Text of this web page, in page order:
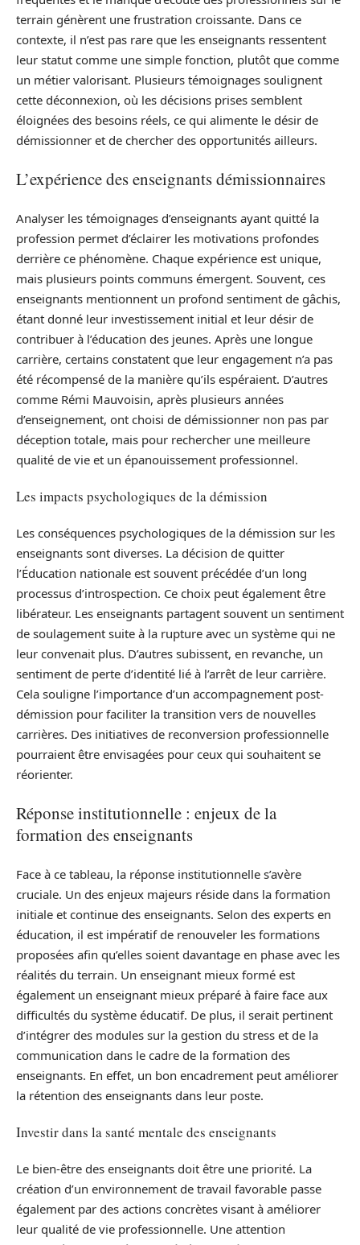
terrain génèrent une frustration croissante. Dans ce
contexte, il n’est pas rare que les enseignants ressentent
leur statut comme une simple fonction, plutôt que comme
un métier valorisant. Plusieurs témoignages soulignent
cette déconnexion, où les décisions prises semblent
éloignées des besoins réels, ce qui alimente le désir de
démissionner et de chercher des opportunités ailleurs.
L’expérience des enseignants démissionnaires
Analyser les témoignages d’enseignants ayant quitté la
profession permet d’éclairer les motivations profondes
derrière ce phénomène. Chaque expérience est unique,
mais plusieurs points communs émergent. Souvent, ces
enseignants mentionnent un profond sentiment de gâchis,
étant donné leur investissement initial et leur désir de
contribuer à l’éducation des jeunes. Après une longue
carrière, certains constatent que leur engagement n’a pas
été récompensé de la manière qu’ils espéraient. D’autres
comme Rémi Mauvoisin, après plusieurs années
d’enseignement, ont choisi de démissionner non pas par
déception totale, mais pour rechercher une meilleure
qualité de vie et un épanouissement professionnel.
Les impacts psychologiques de la démission
Les conséquences psychologiques de la démission sur les
enseignants sont diverses. La décision de quitter
l’Éducation nationale est souvent précédée d’un long
processus d’introspection. Ce choix peut également être
libérateur. Les enseignants partagent souvent un sentiment
de soulagement suite à la rupture avec un système qui ne
leur convenait plus. D’autres subissent, en revanche, un
sentiment de perte d’identité lié à l’arrêt de leur carrière.
Cela souligne l’importance d’un accompagnement post-
démission pour faciliter la transition vers de nouvelles
carrières. Des initiatives de reconversion professionnelle
pourraient être envisagées pour ceux qui souhaitent se
réorienter.
Réponse institutionnelle : enjeux de la
formation des enseignants
Face à ce tableau, la réponse institutionnelle s’avère
cruciale. Un des enjeux majeurs réside dans la formation
initiale et continue des enseignants. Selon des experts en
éducation, il est impératif de renouveler les formations
proposées afin qu’elles soient davantage en phase avec les
réalités du terrain. Un enseignant mieux formé est
également un enseignant mieux préparé à faire face aux
difficultés du système éducatif. De plus, il serait pertinent
d’intégrer des modules sur la gestion du stress et de la
communication dans le cadre de la formation des
enseignants. En effet, un bon encadrement peut améliorer
la rétention des enseignants dans leur poste.
Investir dans la santé mentale des enseignants
Le bien-être des enseignants doit être une priorité. La
création d’un environnement de travail favorable passe
également par des actions concrètes visant à améliorer
leur qualité de vie professionnelle. Une attention